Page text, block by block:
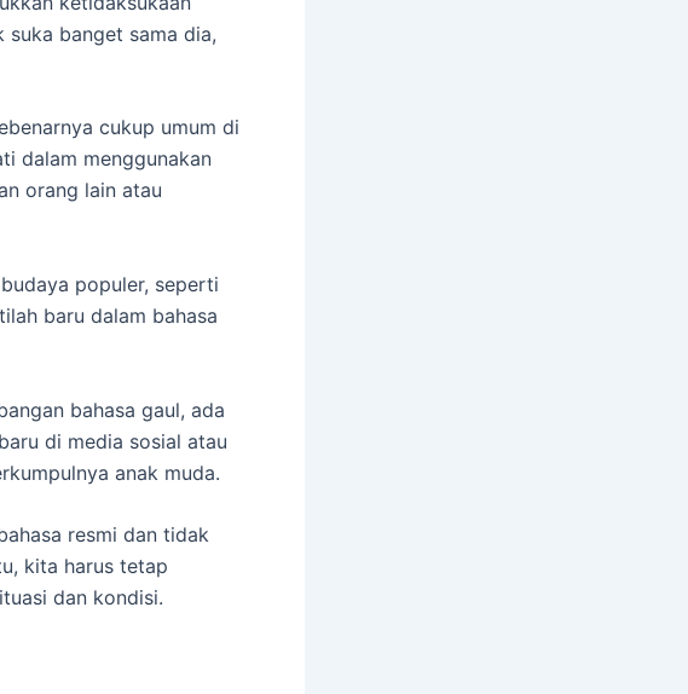
suka banget sama dia,
cukup umum di
dalam menggunakan
orang lain atau
populer, seperti
baru dalam bahasa
bahasa gaul, ada
di media sosial atau
anak muda.
resmi dan tidak
kita harus tetap
dan kondisi.